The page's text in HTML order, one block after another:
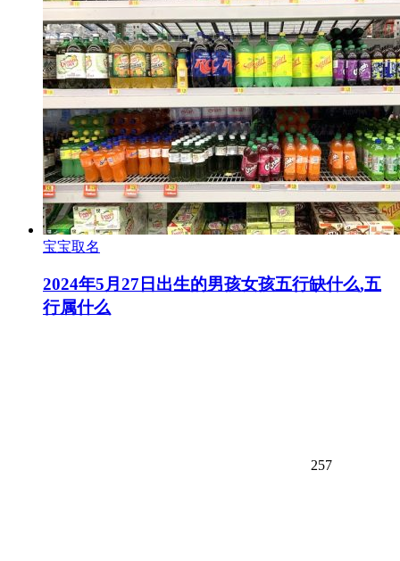
宝宝取名
2024年5月27日出生的男孩女孩五行缺什么,五
行属什么
257